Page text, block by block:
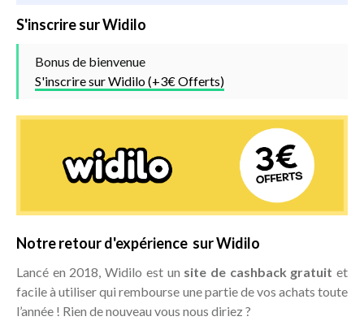
S'inscrire sur Widilo
Bonus de bienvenue
S'inscrire sur Widilo (+3€ Offerts)
Notre retour d'expérience sur Widilo
Lancé en 2018, Widilo est un site de cashback gratuit et
facile à utiliser qui rembourse une partie de vos achats toute
l’année ! Rien de nouveau vous nous diriez ?